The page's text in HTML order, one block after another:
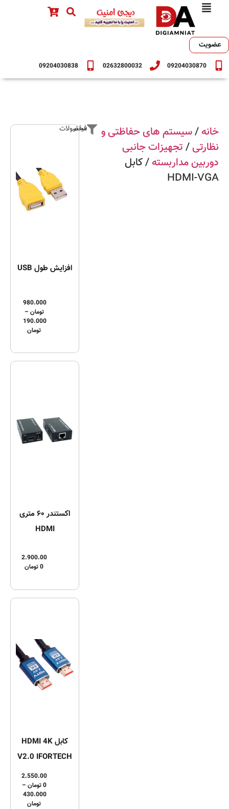
09204030870
02632800032
09204030838
عضویت
خانه/سیستم های حفاظتی و
نظارتی/تجهیزات جانبی
دوربین مداربسته/ کابل
HDMI-VGA
فیلتر محصولات
افزایش طول USB
980.000
تومان –
190.000
تومان
اکستندر ۶۰ متری
HDMI
2.900.00
0تومان
کابل HDMI 4K
V2.0 IFORTECH
2.550.00
0تومان –
430.000
تومان